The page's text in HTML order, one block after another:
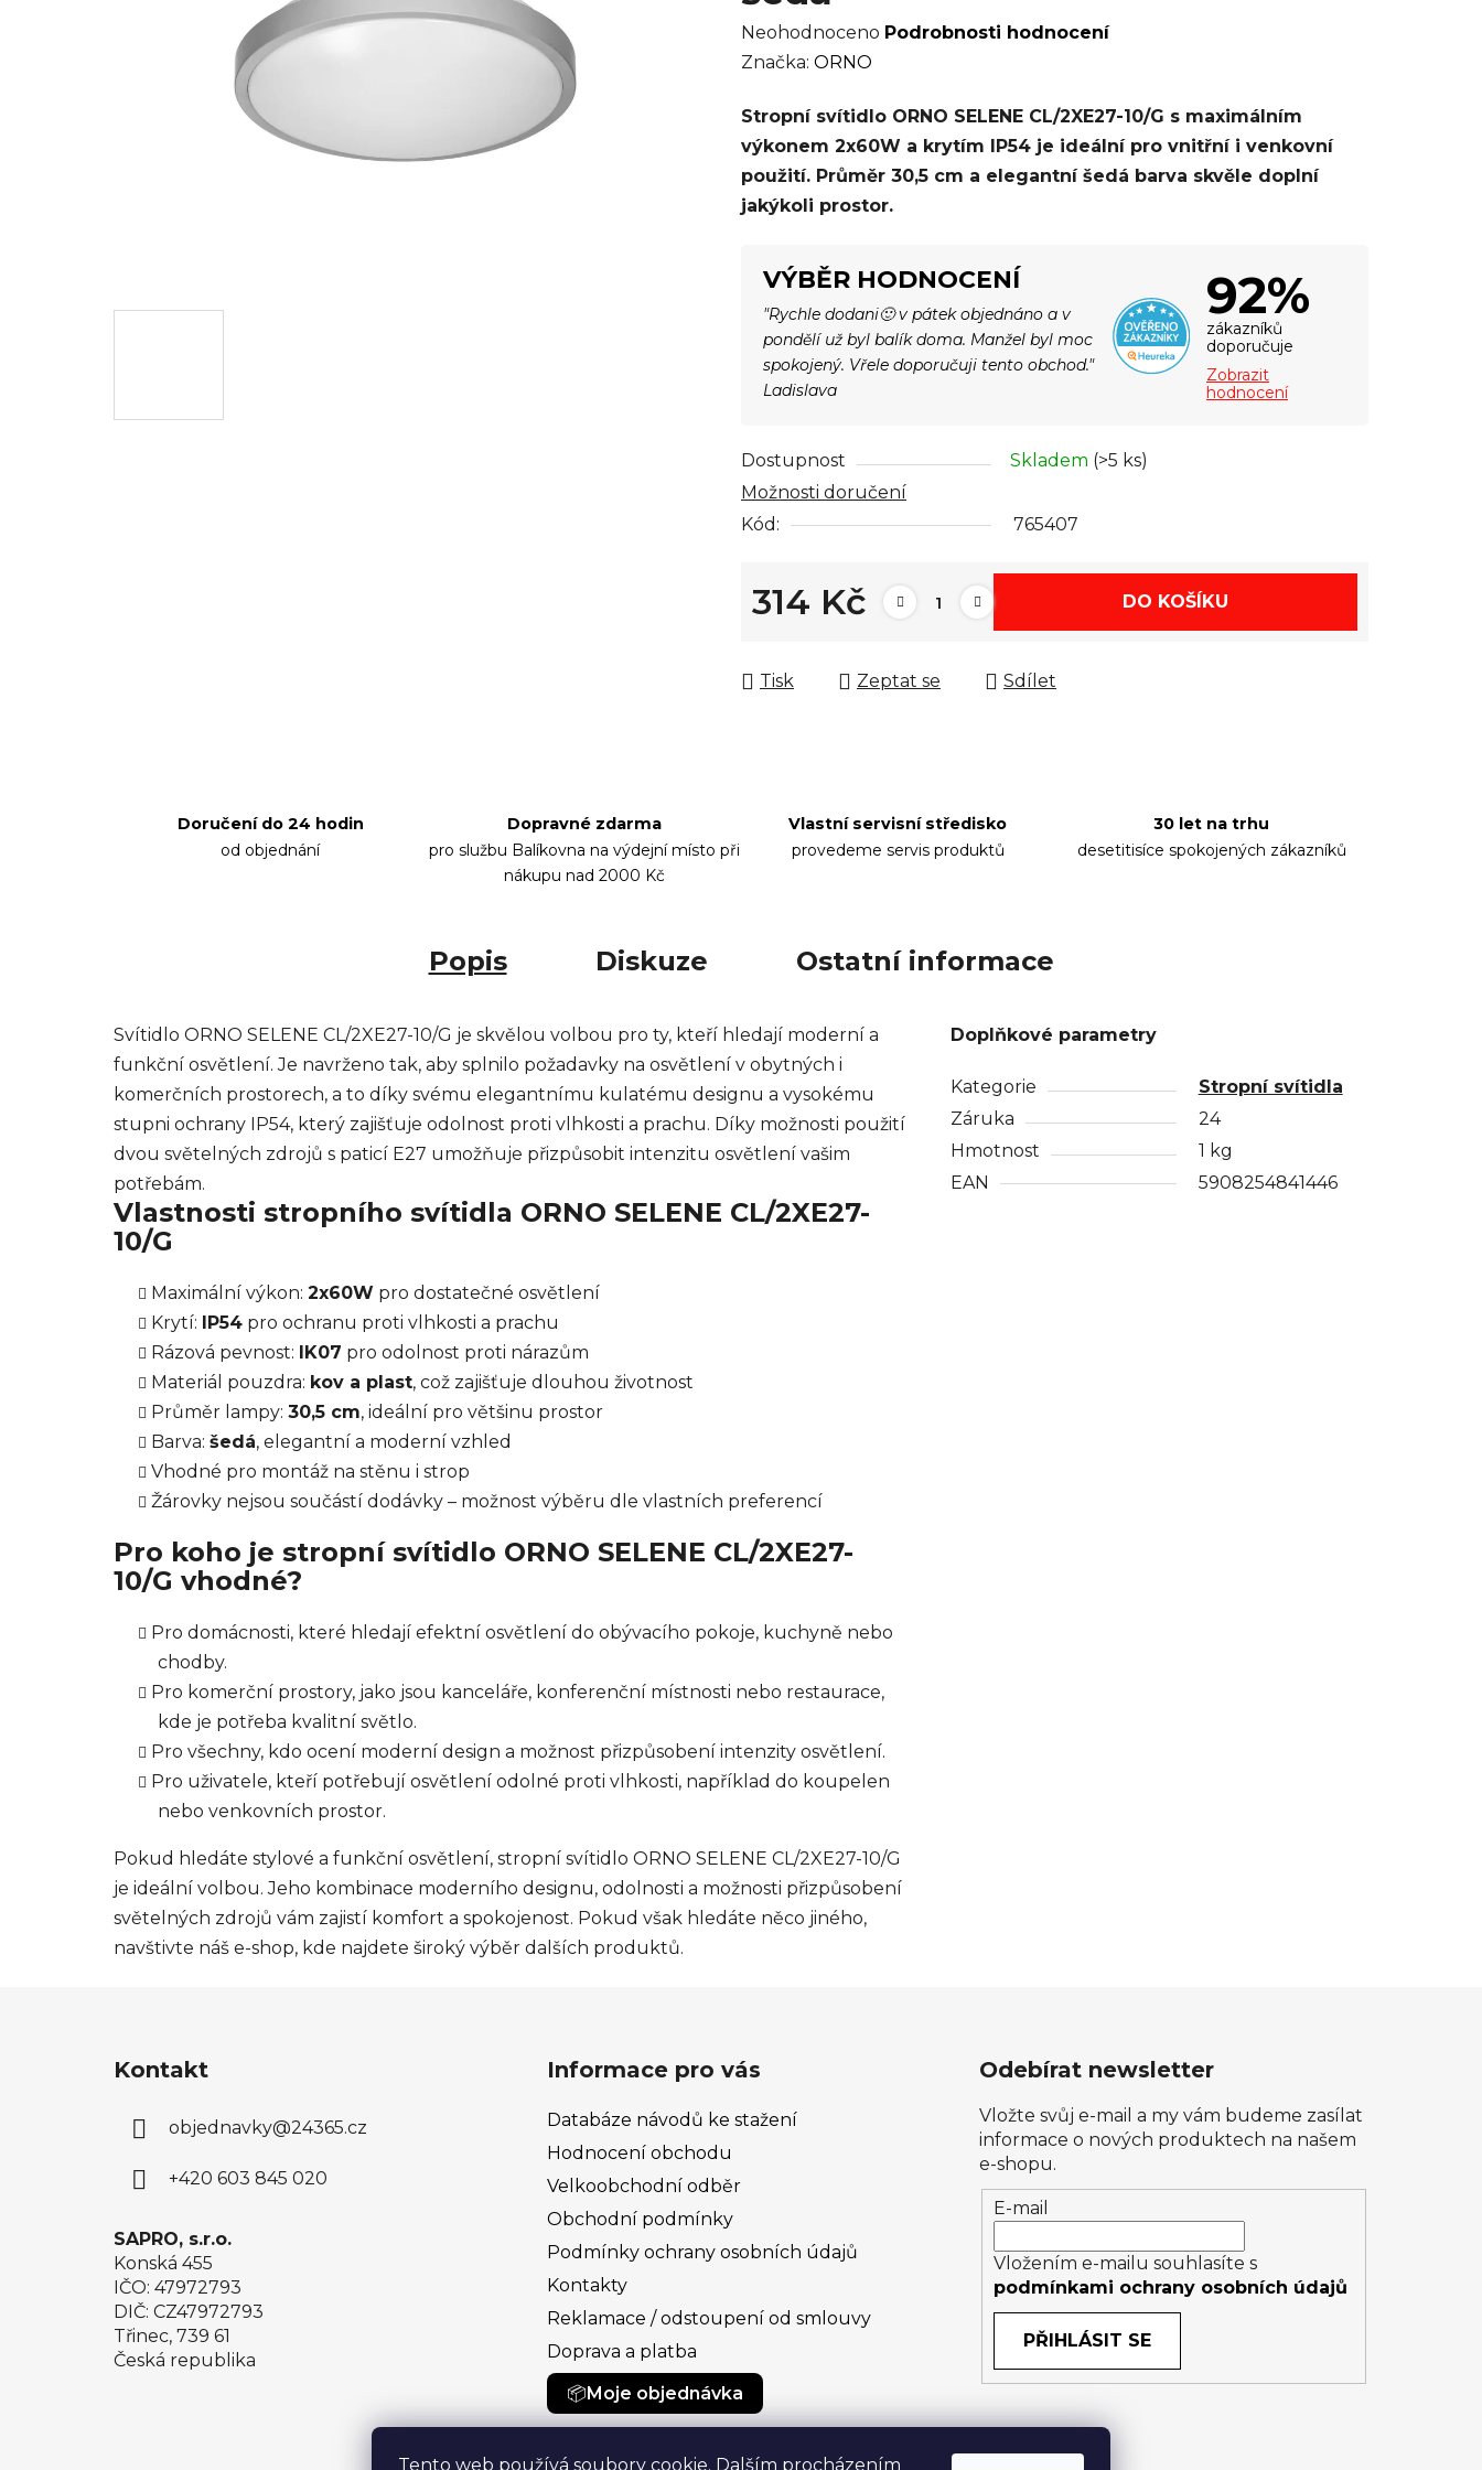
Tento web používá soubory cookie. Dalším procházením
Průměrné
hodnocení
je
0,0
z
5
Neohodnoceno Podrobnosti hodnocení
Značka: ORNO
Stropní svítidlo ORNO SELENE CL/2XE27-10/G s maximálním
výkonem 2x60W a krytím IP54 je ideální pro vnitřní i venkovní
použití. Průměr 30,5 cm a elegantní šedá barva skvěle doplní
jakýkoli prostor.
VÝBĚR HODNOCENÍ
"Rychle dodani🙂 v pátek objednáno a v
pondělí už byl balík doma. Manžel byl moc
spokojený. Vřele doporučuji tento obchod."
Ladislava
92%
zákazníků
doporučuje
Zobrazit
hodnocení
Dostupnost Skladem (>5 ks)
Možnosti doručení
Kód:
765407
314 Kč DO KOŠÍKU
Tisk Zeptat se Sdílet
Doručení do 24 hodin
od objednání
Dopravné zdarma
pro službu Balíkovna na výdejní místo při
nákupu nad 2000 Kč
Vlastní servisní středisko
provedeme servis produktů
30 let na trhu
desetitisíce spokojených zákazníků
Popis Diskuze Ostatní informace
Svítidlo ORNO SELENE CL/2XE27-10/G je skvělou volbou pro ty, kteří hledají moderní a
funkční osvětlení. Je navrženo tak, aby splnilo požadavky na osvětlení v obytných i
komerčních prostorech, a to díky svému elegantnímu kulatému designu a vysokému
stupni ochrany IP54, který zajišťuje odolnost proti vlhkosti a prachu. Díky možnosti použití
dvou světelných zdrojů s paticí E27 umožňuje přizpůsobit intenzitu osvětlení vašim
potřebám.
Vlastnosti stropního svítidla ORNO SELENE CL/2XE27-
10/G
Maximální výkon: 2x60W pro dostatečné osvětlení
Krytí:
IP54 pro ochranu proti vlhkosti a prachu
Rázová pevnost:
IK07 pro odolnost proti nárazům
Materiál pouzdra: kov a plast, což zajišťuje dlouhou životnost
Průměr lampy: 30,5 cm, ideální pro většinu prostor
Barva: šedá, elegantní a moderní vzhled
Vhodné pro montáž na stěnu i strop
Žárovky nejsou součástí dodávky – možnost výběru dle vlastních preferencí
Pro koho je stropní svítidlo ORNO SELENE CL/2XE27-
10/G vhodné?
Pro domácnosti, které hledají efektní osvětlení do obývacího pokoje, kuchyně nebo
chodby.
Pro komerční prostory, jako jsou kanceláře, konferenční místnosti nebo restaurace,
kde je potřeba kvalitní světlo.
Pro všechny, kdo ocení moderní design a možnost přizpůsobení intenzity osvětlení.
Pro uživatele, kteří potřebují osvětlení odolné proti vlhkosti, například do koupelen
nebo venkovních prostor.
Pokud hledáte stylové a funkční osvětlení, stropní svítidlo ORNO SELENE CL/2XE27-10/G
je ideální volbou. Jeho kombinace moderního designu, odolnosti a možnosti přizpůsobení
světelných zdrojů vám zajistí komfort a spokojenost. Pokud však hledáte něco jiného,
navštivte náš e-shop, kde najdete široký výběr dalších produktů.
Doplňkové parametry
Kategorie
Stropní svítidla
Záruka
24
Hmotnost
1 kg
EAN
5908254841446
Kontakt
objednavky@24365.cz
+420 603 845 020
SAPRO, s.r.o.
Konská 455
IČO: 47972793
DIČ: CZ47972793
Třinec, 739 61
Česká republika
Informace pro vás
Databáze návodů ke stažení
Hodnocení obchodu
Velkoobchodní odběr
Obchodní podmínky
Podmínky ochrany osobních údajů
Kontakty
Reklamace / odstoupení od smlouvy
Doprava a platba
Moje objednávka
Odebírat newsletter
Vložte svůj e-mail a my vám budeme zasílat
informace o nových produktech na našem
e-shopu.
E-mail
Vložením e-mailu souhlasíte s
podmínkami ochrany osobních údajů
PŘIHLÁSIT SE